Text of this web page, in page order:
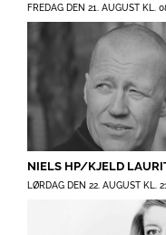
FREDAG DEN 21. AUGUST KL.
NIELS HP/KJELD
LØRDAG DEN 22. AUGUST KL.